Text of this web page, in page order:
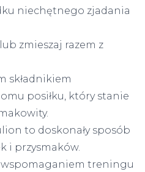
niechętnego zjadania
zmieszaj razem z
składnikiem
posiłku, który stanie
to doskonały sposób
i przysmaków.
wspomaganiem treningu